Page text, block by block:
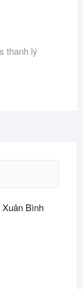
thanh lý
Bình